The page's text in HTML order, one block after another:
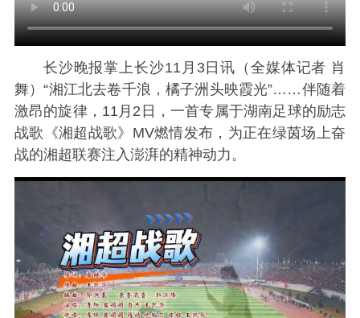
长沙晚报掌上长沙11月3日讯（全媒体记者 肖
舞）“湘江北去卷千浪，橘子洲头映霞光”……伴随着
激昂的旋律，11月2日，一首专属于湖南足球的励志
战歌《湘超战歌》MV燃情发布，为正在绿茵场上奋
战的湘超联赛注入澎湃的精神动力。